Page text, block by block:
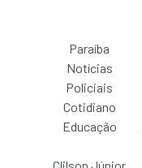
Paraíba
Notícias
Policiais
Cotidiano
Educação